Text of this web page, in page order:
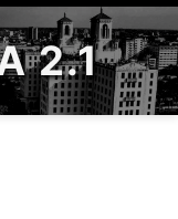
2.1